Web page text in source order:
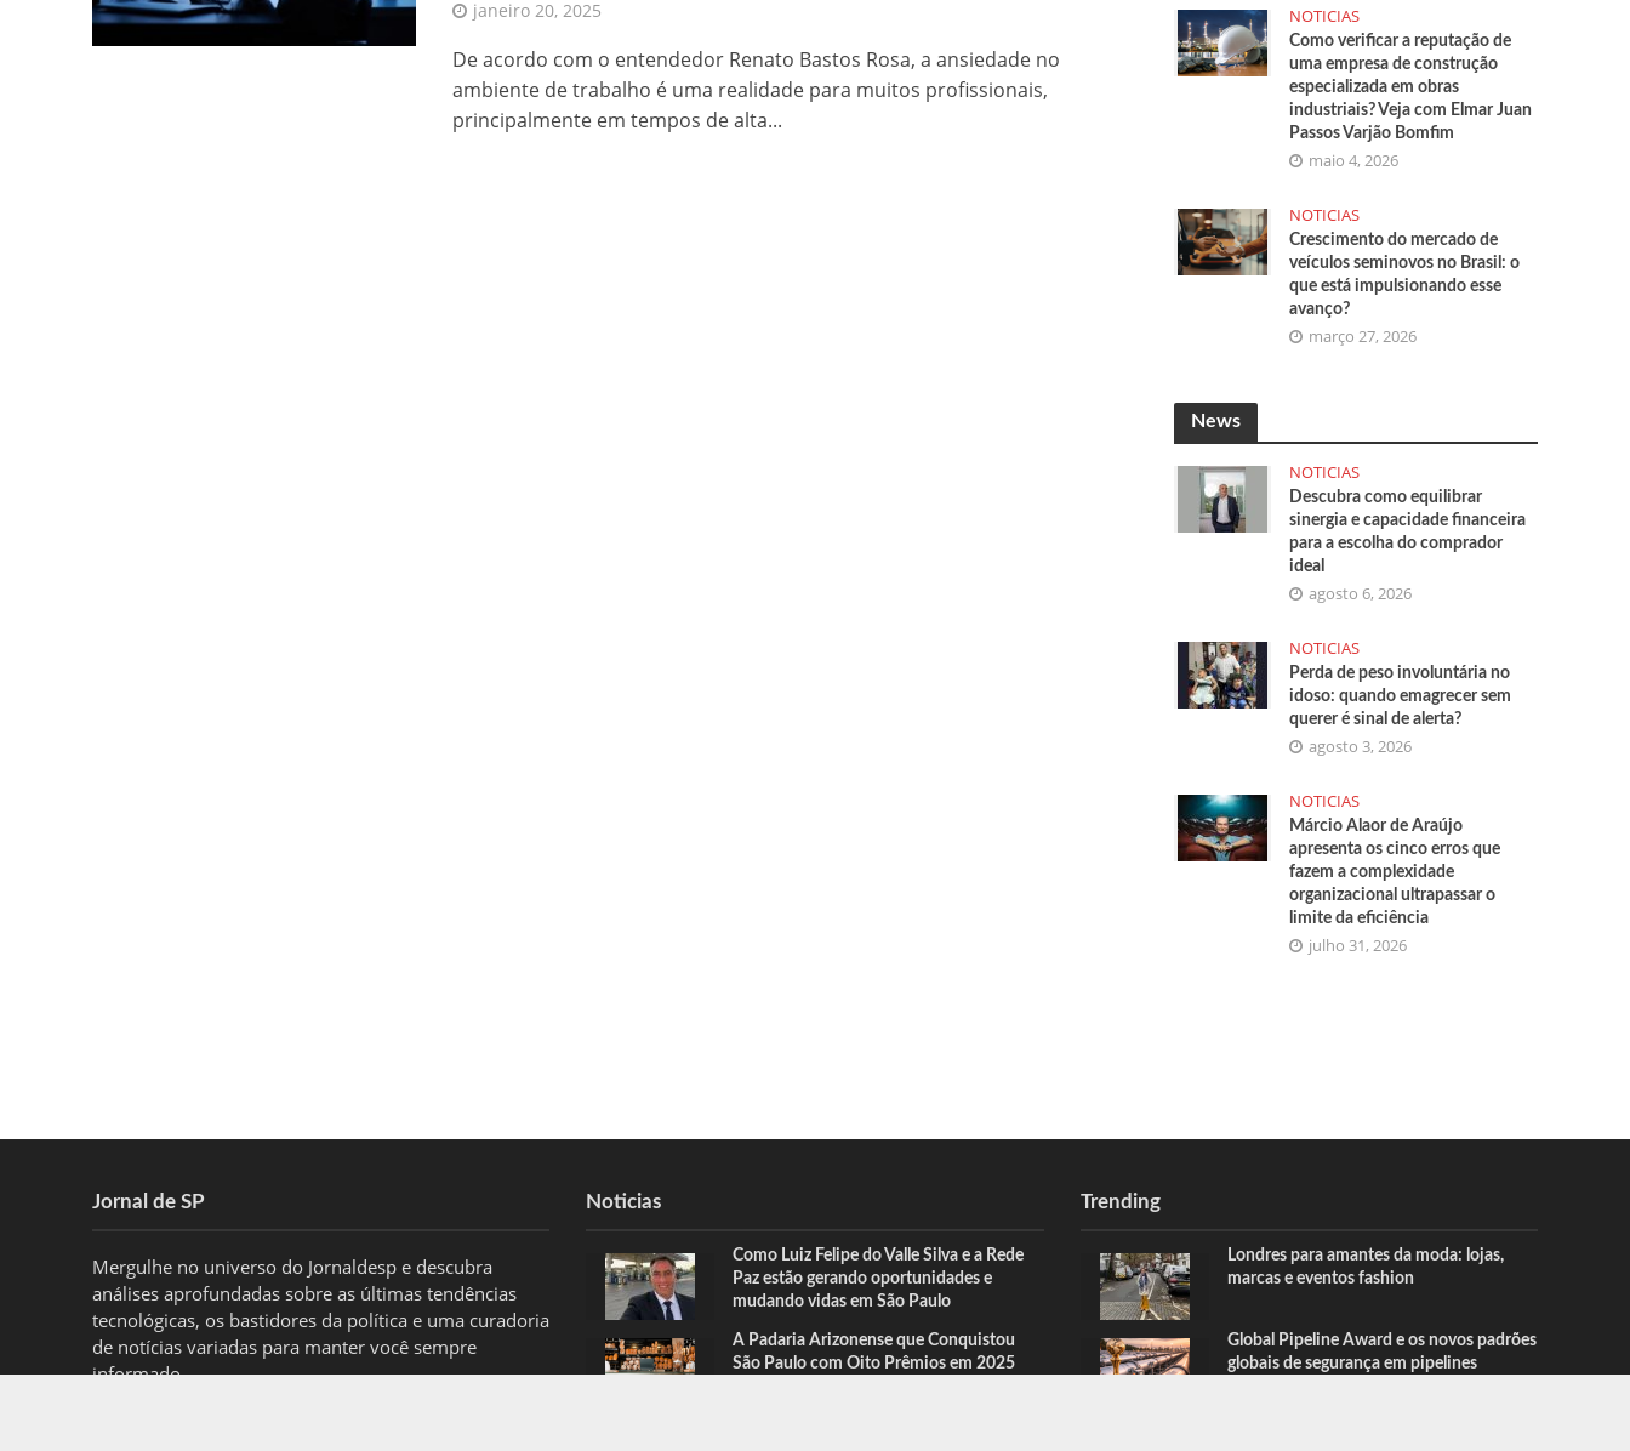
janeiro 20, 2025
De acordo com o entendedor Renato Bastos Rosa, a ansiedade no
ambiente de trabalho é uma realidade para muitos profissionais,
principalmente em tempos de alta...
NOTICIAS
Como verificar a reputação de
uma empresa de construção
especializada em obras
industriais? Veja com Elmar Juan
Passos Varjão Bomfim
maio 4, 2026
NOTICIAS
Crescimento do mercado de
veículos seminovos no Brasil: o
que está impulsionando esse
avanço?
março 27, 2026
News
NOTICIAS
Descubra como equilibrar
sinergia e capacidade financeira
para a escolha do comprador
ideal
agosto 6, 2026
NOTICIAS
Perda de peso involuntária no
idoso: quando emagrecer sem
querer é sinal de alerta?
agosto 3, 2026
NOTICIAS
Márcio Alaor de Araújo
apresenta os cinco erros que
fazem a complexidade
organizacional ultrapassar o
limite da eficiência
julho 31, 2026
Jornal de SP
Mergulhe no universo do Jornaldesp e descubra
análises aprofundadas sobre as últimas tendências
tecnológicas, os bastidores da política e uma curadoria
de notícias variadas para manter você sempre
informado.
Noticias
Como Luiz Felipe do Valle Silva e a Rede
Paz estão gerando oportunidades e
mudando vidas em São Paulo
A Padaria Arizonense que Conquistou
São Paulo com Oito Prêmios em 2025
Trending
Londres para amantes da moda: lojas,
marcas e eventos fashion
Global Pipeline Award e os novos padrões
globais de segurança em pipelines